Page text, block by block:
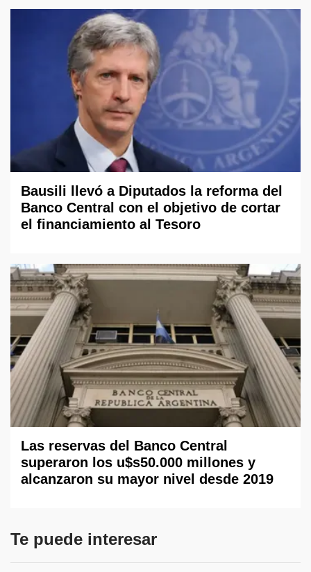
Bausili llevó a Diputados la reforma del
Banco Central con el objetivo de cortar
el financiamiento al Tesoro
Las reservas del Banco Central
superaron los u$s50.000 millones y
alcanzaron su mayor nivel desde 2019
Te puede interesar